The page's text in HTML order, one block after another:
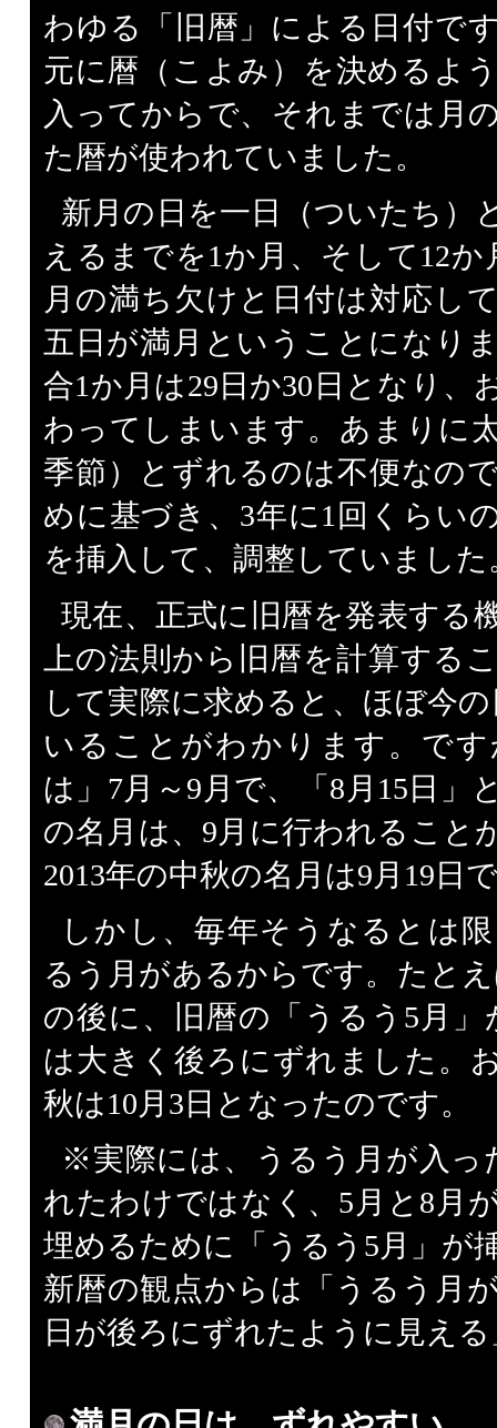
わゆる「旧暦」による日付で
元に暦（こよみ）を決めるよ
入ってからで、それまでは月
た暦が使われていました。
新月の日を一日（ついたち）
えるまでを1か月、そして12
月の満ち欠けと日付は対応し
五日が満月ということになり
合1か月は29日か30日となり、
わってしまいます。あまりに
季節）とずれるのは不便なの
めに基づき、3年に1回くらい
を挿入して、調整していました
現在、正式に旧暦を発表する
上の法則から旧暦を計算する
して実際に求めると、ほぼ今
いることがわかります。で
は」7月～9月で、「8月15日」
の名月は、9月に行われること
2013年の中秋の名月は9月19日
しかし、毎年そうなるとは
るう月があるからです。たと
の後に、旧暦の「うるう5月
は大きく後ろにずれました。
秋は10月3日となったのです。
※実際には、うるう月が入っ
れたわけではなく、5月と8月
埋めるために「うるう5月」が
新暦の観点からは「うるう月
日が後ろにずれたように見え